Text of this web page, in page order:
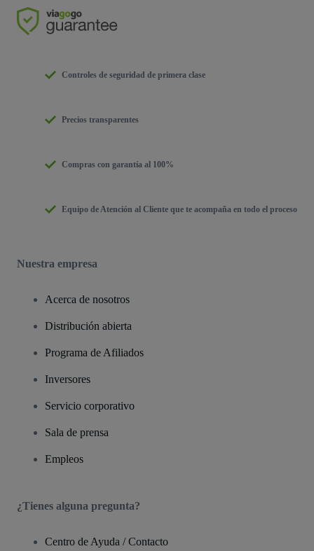
Controles de seguridad de primera clase
Precios transparentes
Compras con garantía al 100%
Equipo de Atención al Cliente que te acompaña en todo el proceso
Nuestra empresa
Acerca de nosotros
Distribución abierta
Programa de Afiliados
Inversores
Servicio corporativo
Sala de prensa
Empleos
¿Tienes alguna pregunta?
Centro de Ayuda / Contacto